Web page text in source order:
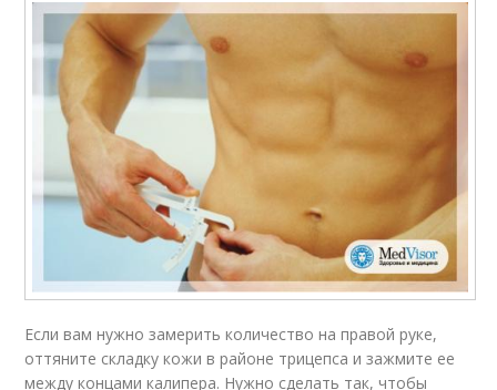
Если вам нужно замерить количество на правой руке,
оттяните складку кожи в районе трицепса и зажмите ее
между концами калипера. Нужно сделать так, чтобы